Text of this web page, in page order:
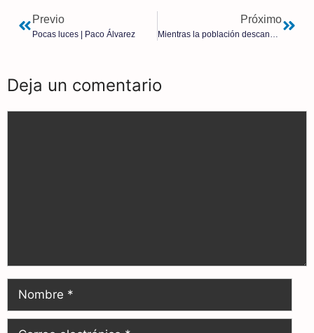
Previo
Pocas luces | Paco Álvarez
Próximo
Deja un comentario